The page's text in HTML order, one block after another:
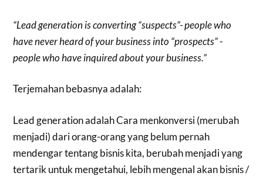
“Lead generation is converting “suspects”- people who
have never heard of your business into “prospects” -
people who have inquired about your business.”
Terjemahan bebasnya adalah:
Lead generation adalah Cara menkonversi (merubah
menjadi) dari orang-orang yang belum pernah
mendengar tentang bisnis kita, berubah menjadi yang
tertarik untuk mengetahui, lebih mengenal akan bisnis /